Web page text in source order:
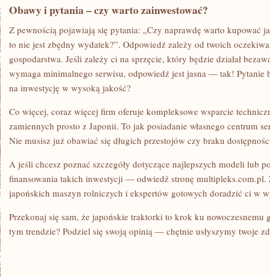
Obawy i pytania – czy warto zainwestować?
Z pewnością pojawiają się pytania: „Czy naprawdę warto kupować
to nie jest zbędny wydatek?”. Odpowiedź zależy od twoich
gospodarstwa. Jeśli zależy ci na sprzęcie, który będzie działał
wymaga minimalnego serwisu, odpowiedź jest jasna — tak! Pytanie
na inwestycję w wysoką jakość?
Co więcej, coraz więcej firm oferuje kompleksowe wsparcie
zamiennych prosto z Japonii. To jak posiadanie własnego centrum
Nie musisz już obawiać się długich przestojów czy braku
A jeśli chcesz poznać szczegóły dotyczące najlepszych modeli lub
finansowania takich inwestycji — odwiedź stronę multipleks.com.pl.
japońskich maszyn rolniczych i ekspertów gotowych doradzić ci w
Przekonaj się sam, że japońskie traktorki to krok ku nowoczesnemu
tym trendzie? Podziel się swoją opinią — chętnie usłyszymy twoje